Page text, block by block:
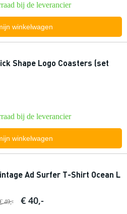
bij de leverancier
winkelwagen
Shape Logo Coasters (set
bij de leverancier
winkelwagen
Ad Surfer T-Shirt Ocean L
€ 49,- € 40,-